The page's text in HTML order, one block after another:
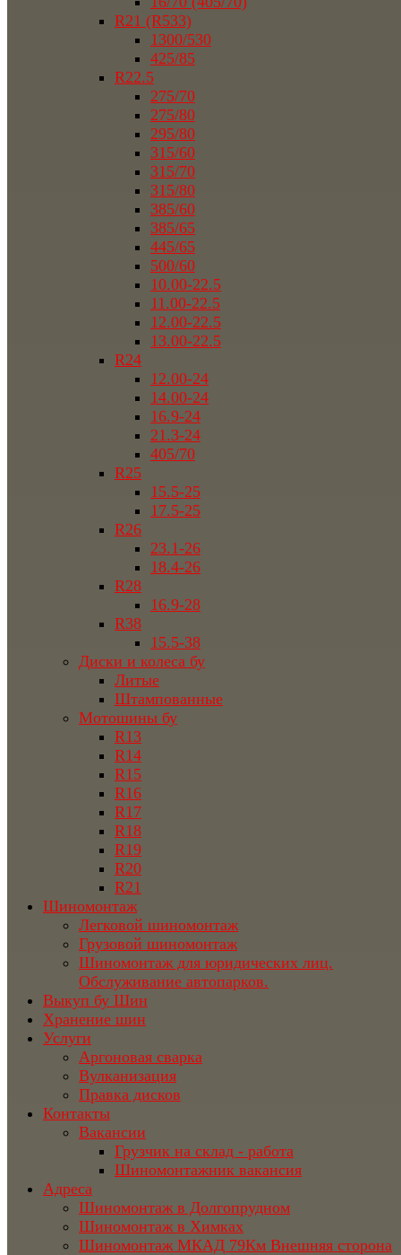
R21 (R533)
1300/530
425/85
R22.5
275/70
275/80
295/80
315/60
315/70
315/80
385/60
385/65
445/65
500/60
10.00-22.5
11.00-22.5
12.00-22.5
13.00-22.5
R24
12.00-24
14.00-24
16.9-24
21.3-24
405/70
R25
15.5-25
17.5-25
R26
23.1-26
18.4-26
R28
16.9-28
R38
15.5-38
Диски и колеса бу
Литые
Штампованные
Мотошины бу
R13
R14
R15
R16
R17
R18
R19
R20
R21
Шиномонтаж
Легковой шиномонтаж
Грузовой шиномонтаж
Шиномонтаж для юридических лиц.
Обслуживание автопарков.
Выкуп бу Шин
Хранение шин
Услуги
Аргоновая сварка
Вулканизация
Правка дисков
Контакты
Вакансии
Грузчик на склад - работа
Шиномонтажник вакансия
Адреса
Шиномонтаж в Долгопрудном
Шиномонтаж в Химках
Шиномонтаж МКАД 79Км Внешняя сторона